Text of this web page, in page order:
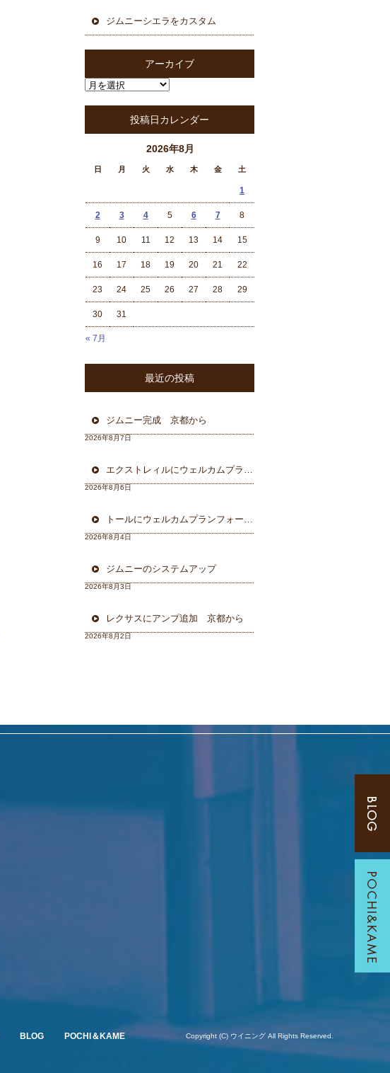
ジムニーシエラをカスタム
アーカイブ
投稿日カレンダー
2026年8月
日 月 火 水 木 金 土
« 7月
1
2 3 4 5 6 7 8
9 10 11 12 13 14 15
16 17 18 19 20 21 22
23 24 25 26 27 28 29
30 31
最近の投稿
ジムニー完成 京都から
2026年8月7日
エクストレィルにウェルカムプラン フォーカル三重県から
2026年8月6日
トールにウェルカムプランフォーカルスピーカー＆ウーハー
2026年8月4日
ジムニーのシステムアップ
2026年8月3日
レクサスにアンプ追加 京都から
2026年8月2日
BLOG POCHI＆KAME Copyright (C) ウイニング All Rights Reserved.